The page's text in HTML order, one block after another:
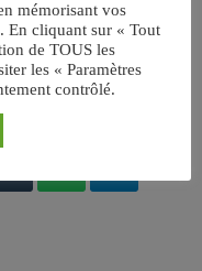
mémorisant vos
En cliquant sur « Tout
de TOUS les
les « Paramètres
contrôlé.